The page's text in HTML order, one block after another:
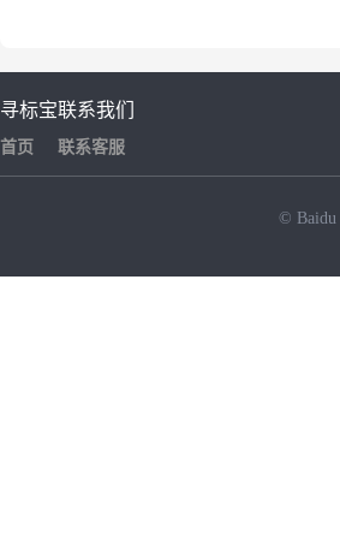
寻标宝
首页
联系我们
联系客服
© Baidu